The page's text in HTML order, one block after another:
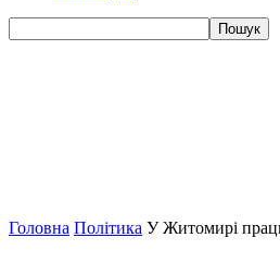
Головна Політика У Житомирі